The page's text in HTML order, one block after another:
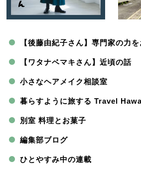
【後藤由紀子さん】専門家の力
【ワタナベマキさん】近頃の話
小さなヘアメイク相談室
暮らすように旅する Travel
別室 料理とお菓子
編集部ブログ
ひとやすみ中の連載